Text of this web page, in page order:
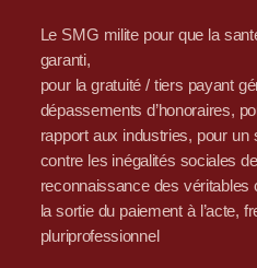
Le SMG milite pour que la
garanti,
pour la gratuité / tiers payant
dépassements d’honoraires,
rapport aux industries, pour un
contre les inégalités sociales
reconnaissance des
la sortie du paiement à l’acte,
pluriprofessionnel